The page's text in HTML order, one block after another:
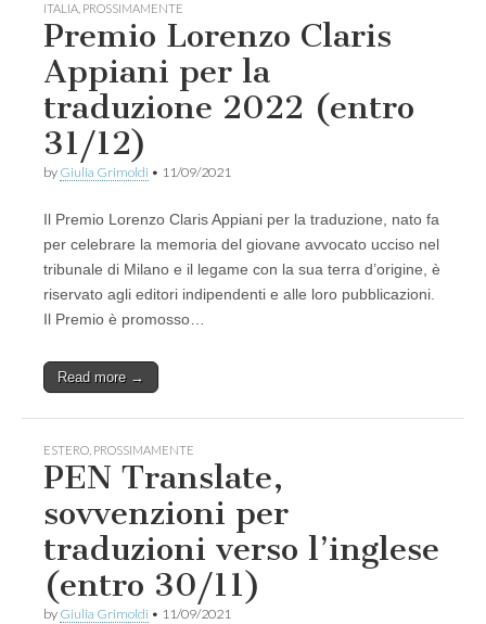
ITALIA PROSSIMAMENTE
Premio Lorenzo Claris
Appiani per la
traduzione 2022 (entro
31/12)
by Giulia Grimoldi • 11/09/2021
Il Premio Lorenzo Claris Appiani per la traduzione, nato fa
per celebrare la memoria del giovane avvocato ucciso nel
tribunale di Milano e il legame con la sua terra d’origine, è
riservato agli editori indipendenti e alle loro pubblicazioni.
Il Premio è promosso…
Read more →
ESTERO PROSSIMAMENTE
PEN Translate,
sovvenzioni per
traduzioni verso l’inglese
(entro 30/11)
by Giulia Grimoldi • 11/09/2021